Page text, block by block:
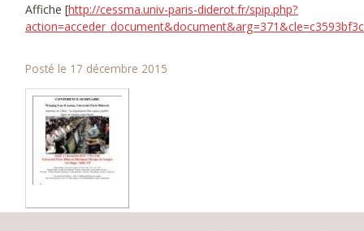
Affiche [http://cessma.univ-paris-diderot.fr/spip.php?
Posté le 17 décembre 2015